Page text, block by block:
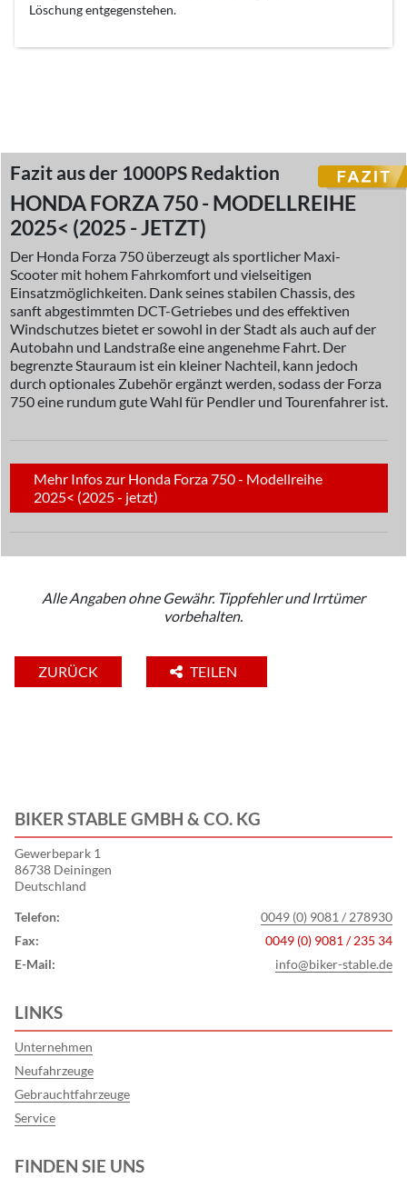
Löschung entgegenstehen.
Fazit aus der 1000PS Redaktion
HONDA FORZA 750 - MODELLREIHE
2025< (2025 - JETZT)
Der Honda Forza 750 überzeugt als sportlicher Maxi-
Scooter mit hohem Fahrkomfort und vielseitigen
Einsatzmöglichkeiten. Dank seines stabilen Chassis, des
sanft abgestimmten DCT-Getriebes und des effektiven
Windschutzes bietet er sowohl in der Stadt als auch auf der
Autobahn und Landstraße eine angenehme Fahrt. Der
begrenzte Stauraum ist ein kleiner Nachteil, kann jedoch
durch optionales Zubehör ergänzt werden, sodass der Forza
750 eine rundum gute Wahl für Pendler und Tourenfahrer ist.
Mehr Infos zur Honda Forza 750 - Modellreihe
2025< (2025 - jetzt)
Alle Angaben ohne Gewähr. Tippfehler und Irrtümer
vorbehalten.
ZURÜCK TEILEN
BIKER STABLE GMBH & CO. KG
Gewerbepark 1
86738 Deiningen
Deutschland
Telefon:
0049 (0) 9081 / 278930
Fax:
0049 (0) 9081 / 235 34
E-Mail:
info@biker-stable.de
LINKS
Unternehmen
Neufahrzeuge
Gebrauchtfahrzeuge
Service
FINDEN SIE UNS